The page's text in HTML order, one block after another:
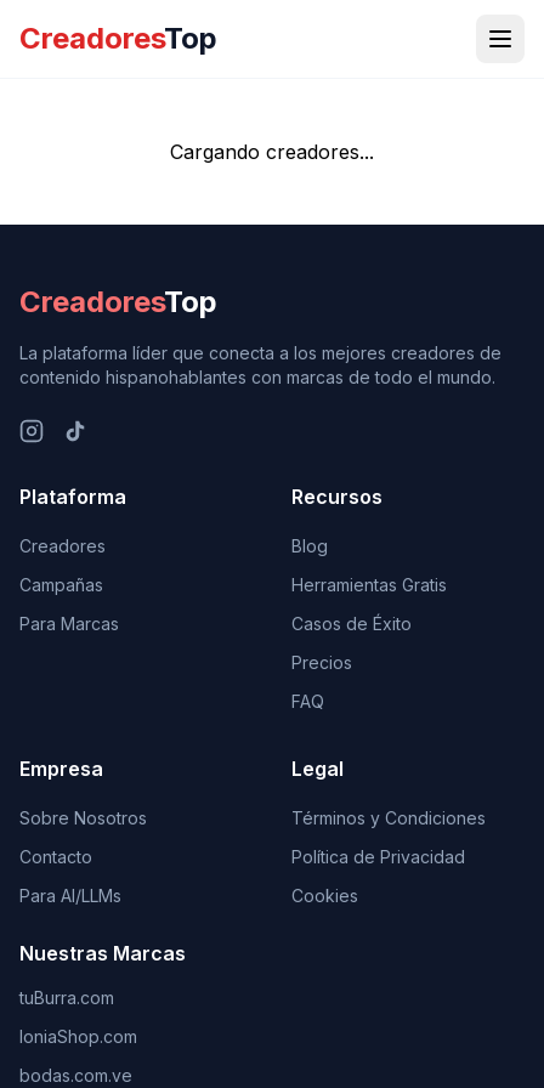
CreadoresTop
Cargando creadores...
CreadoresTop
La plataforma líder que conecta a los mejores creadores de
contenido hispanohablantes con marcas de todo el mundo.
Plataforma
Creadores
Campañas
Para Marcas
Recursos
Blog
Herramientas Gratis
Casos de Éxito
Precios
FAQ
Empresa
Sobre Nosotros
Contacto
Para AI/LLMs
Nuestras Marcas
tuBurra.com
IoniaShop.com
bodas.com.ve
Legal
Términos y Condiciones
Política de Privacidad
Cookies